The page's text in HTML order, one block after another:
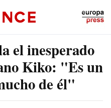
el inesperado
Kiko: "Es un
de él"